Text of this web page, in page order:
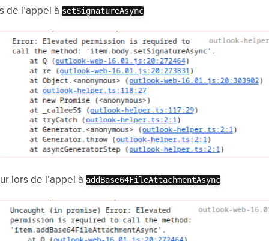
de l’appel àsetSignatureAsync
lors de l’appel àaddBase64FileAttachmentAsync